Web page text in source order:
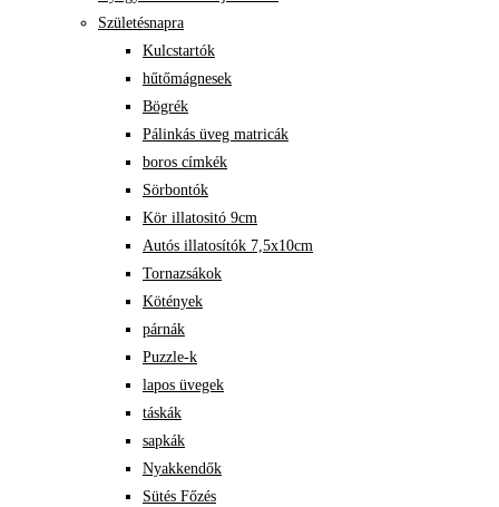
Születésnapra
Kulcstartók
hűtőmágnesek
Bögrék
Pálinkás üveg matricák
boros címkék
Sörbontók
Kör illatositó 9cm
Autós illatosítók 7,5x10cm
Tornazsákok
Kötények
párnák
Puzzle-k
lapos üvegek
táskák
sapkák
Nyakkendők
Sütés Főzés